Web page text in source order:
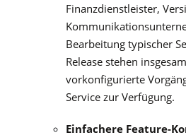
Finanzdienstleister,
Bearbeitung typischer
Release stehen
vorkonfigurierte
Service zur Verfügung.
Einfachere Feature-